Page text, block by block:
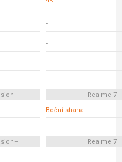
-
-
-
Realme 7
Boční strana
Realme 7
-